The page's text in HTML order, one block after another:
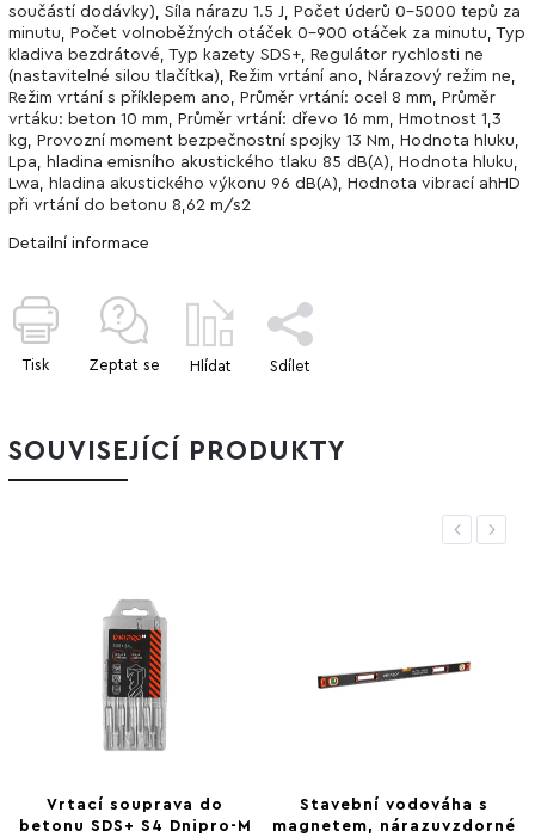
součástí dodávky), Síla nárazu 1.5 J, Počet úderů 0-5000 tepů za
minutu, Počet volnoběžných otáček 0-900 otáček za minutu, Typ
kladiva bezdrátové, Typ kazety SDS+, Regulátor rychlosti ne
(nastavitelné silou tlačítka), Režim vrtání ano, Nárazový režim ne,
Režim vrtání s příklepem ano, Průměr vrtání: ocel 8 mm, Průměr
vrtáku: beton 10 mm, Průměr vrtání: dřevo 16 mm, Hmotnost 1,3
kg, Provozní moment bezpečnostní spojky 13 Nm, Hodnota hluku,
Lpa, hladina emisního akustického tlaku 85 dB(A), Hodnota hluku,
Lwa, hladina akustického výkonu 96 dB(A), Hodnota vibrací ahHD
při vrtání do betonu 8,62 m/s2
Detailní informace
Tisk Zeptat se Hlídat Sdílet
SOUVISEJÍCÍ PRODUKTY
Previous
Vrtací souprava do
betonu SDS+ S4 Dnipro-M
Stavební vodováha s
magnetem, nárazuvzdorné
Next